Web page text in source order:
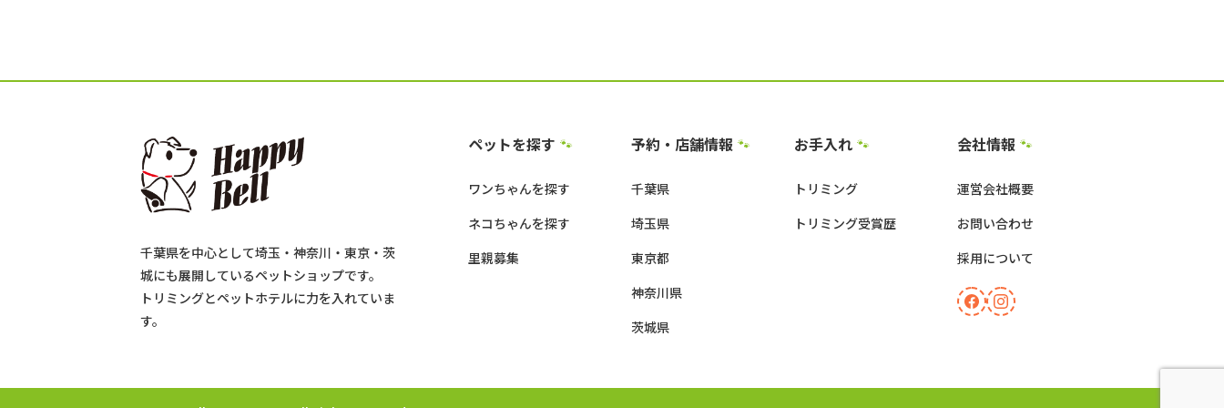
千葉県を中心として埼玉・神奈川・東京・茨
城にも展開しているペットショップです。
トリミングとペットホテルに力を入れていま
す。
ペットを探す 🐾
ワンちゃんを探す
ネコちゃんを探す
里親募集
予約・店舗情報 🐾
千葉県
埼玉県
東京都
神奈川県
茨城県
お手入れ 🐾
トリミング
トリミング受賞歴
会社情報 🐾
運営会社概要
お問い合わせ
採用について